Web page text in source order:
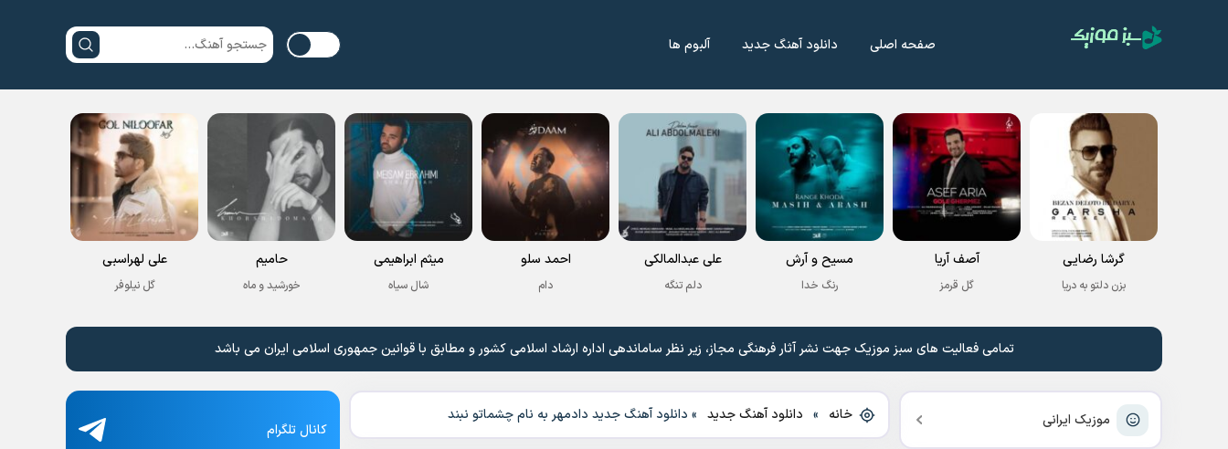
صفحه اصلی دانلود آهنگ جدید آلبوم ها
گرشا رضایی
بزن دلتو به دریا
آصف آریا
گل قرمز
مسیح و آرش
رنگ خدا
علی عبدالمالکی
دلم تنگه
احمد سلو
دام
میثم ابراهیمی
شال سیاه
حامیم
خورشید و ماه
علی لهراسبی
گل نیلوفر
تمامی فعالیت های سبز موزیک جهت نشر آثار فرهنگی مجاز، زیر نظر ساماندهی اداره ارشاد اسلامی کشور و مطابق با قوانین جمهوری اسلامی ایران می باشد
موزیک ایرانی خانه » دانلود آهنگ جدید » دانلود آهنگ جدید دادمهر به نام چشماتو نبند
کانال تلگرام